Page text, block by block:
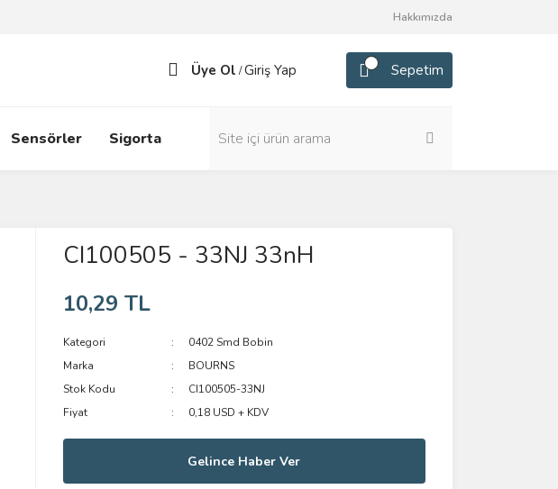
Hakkımızda
Üye Ol /Giriş Yap Sepetim
Sensörler Sigorta
CI100505 - 33NJ 33nH
10,29 TL
Kategori
0402 Smd Bobin
Marka
BOURNS
Stok Kodu
CI100505-33NJ
Fiyat
0,18 USD + KDV
Gelince Haber Ver